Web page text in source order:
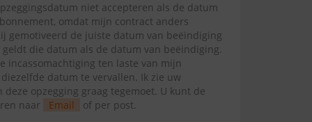
niet accepteren als de datum
omdat mijn contract anders
gemotiveerd de juiste datum van beëindiging
die datum als de datum van beëindiging.
incassomachtiging ten laste van mijn
datum te vervallen. Ik zie uw
opzegging graag tegemoet. U kunt de
naar
Email of per post.